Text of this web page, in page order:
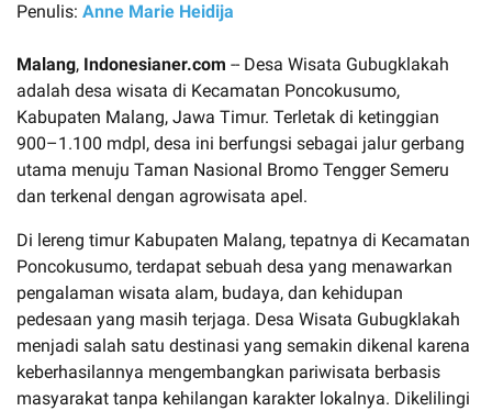
Penulis: Anne Marie Heidija
Malang, Indonesianer.com -- Desa Wisata Gubugklakah
adalah desa wisata di Kecamatan Poncokusumo,
Kabupaten Malang, Jawa Timur. Terletak di ketinggian
900–1.100 mdpl, desa ini berfungsi sebagai jalur gerbang
utama menuju Taman Nasional Bromo Tengger Semeru
dan terkenal dengan agrowisata apel.
Di lereng timur Kabupaten Malang, tepatnya di Kecamatan
Poncokusumo, terdapat sebuah desa yang menawarkan
pengalaman wisata alam, budaya, dan kehidupan
pedesaan yang masih terjaga. Desa Wisata Gubugklakah
menjadi salah satu destinasi yang semakin dikenal karena
keberhasilannya mengembangkan pariwisata berbasis
masyarakat tanpa kehilangan karakter lokalnya. Dikelilingi